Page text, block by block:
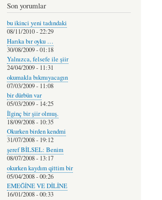
Son yorumlar
bu ikinci yeni tadındaki
08/11/2010 - 22:29
Harıka bır oyku …
30/08/2009 - 01:18
Yalnızca, felsefe ile şiir
24/04/2009 - 11:31
okumakla bıkmıyacagın
07/03/2009 - 11:08
bir dürbün var
05/03/2009 - 14:25
İlginç bir şiir olmuş.
18/09/2008 - 10:35
Okurken birden kendmi
31/07/2008 - 19:12
şeref BİLSEL: Benim
08/07/2008 - 13:17
okurken kaydım qittim bir
05/04/2008 - 00:26
EMEĞİNE VE DİLİNE
16/01/2008 - 00:33